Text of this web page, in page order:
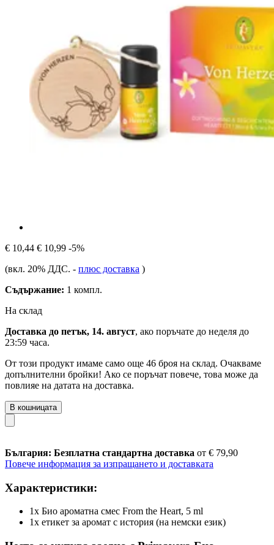
€ 10,44 € 10,99 -5%
(вкл. 20% ДДС. - плюс доставка )
Съдържание: 1 компл.
На склад
Доставка до петък, 14. август, ако поръчате до неделя до
23:59 часа.
От този продукт имаме само още 46 броя на склад. Очакваме
допълнителни бройки! Ако се поръчат повече, това може да
повлияе на датата на доставка.
В кошницата
България: Безплатна стандартна доставка от € 79,90
Повече информация за изпращането и доставката
Характеристики:
1x Био ароматна смес From the Heart, 5 ml
1x етикет за аромат с история (на немски език)